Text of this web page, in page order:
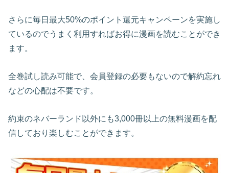
さらに毎日最大50%のポイント還元キャンペーンを実施し
ているのでうまく利用すればお得に漫画を読むことができ
ます。
全巻試し読み可能で、会員登録の必要もないので解約忘れ
などの心配は不要です。
約束のネバーランド以外にも3,000冊以上の無料漫画を配
信しており楽しむことができます。